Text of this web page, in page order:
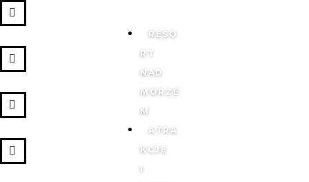
RESO
RT
NAD
MORZE
M
ATRA
KCJE